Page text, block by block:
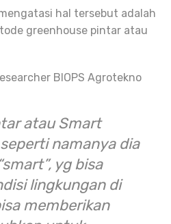
hal tersebut adalah
greenhouse pintar atau
BIOPS Agrotekno
atauSmart
namanya dia
yg bisa
lingkungan di
memberikan